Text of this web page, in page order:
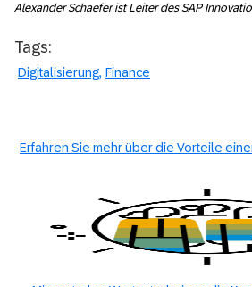
Alexander Schaefer ist Leiter des SAP
Tags:
Digitalisierung Finance
Erfahren Sie mehr über die Vorteile